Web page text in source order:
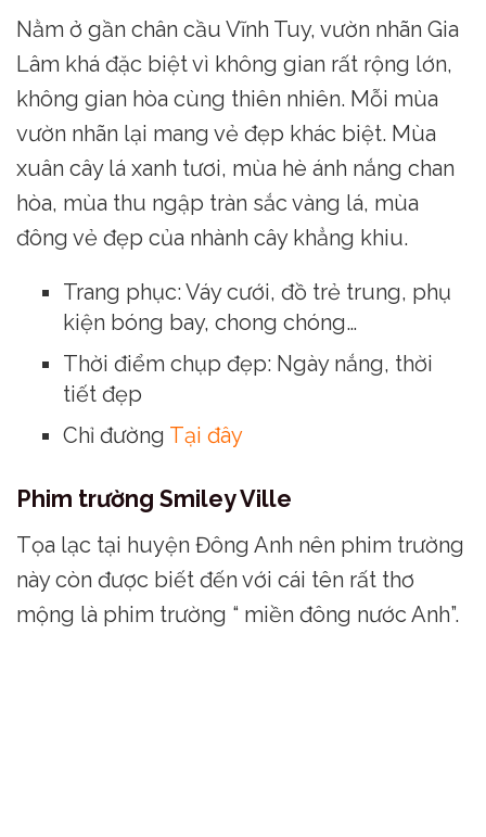
Nằm ở gần chân cầu Vĩnh Tuy, vườn nhãn Gia
Lâm khá đặc biệt vì không gian rất rộng lớn,
không gian hòa cùng thiên nhiên. Mỗi mùa
vườn nhãn lại mang vẻ đẹp khác biệt. Mùa
xuân cây lá xanh tươi, mùa hè ánh nắng chan
hòa, mùa thu ngập tràn sắc vàng lá, mùa
đông vẻ đẹp của nhành cây khẳng khiu.
Trang phục: Váy cưới, đồ trẻ trung, phụ
kiện bóng bay, chong chóng…
Thời điểm chụp đẹp: Ngày nắng, thời
tiết đẹp
Chỉ đường Tại đây
Phim trường Smiley Ville
Tọa lạc tại huyện Đông Anh nên phim trường
này còn được biết đến với cái tên rất thơ
mộng là phim trường “ miền đông nước Anh”.